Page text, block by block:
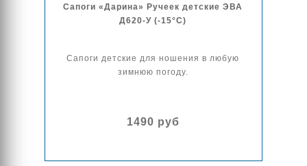
Сапоги «Дарина» Ручеек детские ЭВА
Д620-У (-15°C)
Сапоги детские для ношения в любую
зимнюю погоду.
1490 руб